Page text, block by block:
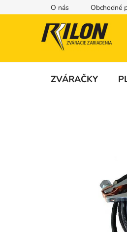
na
O nás Obchodné
ZVÁRAČKY